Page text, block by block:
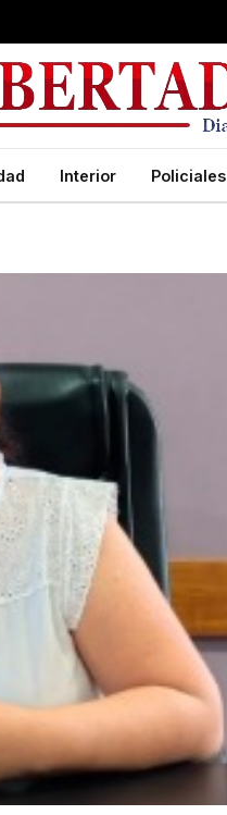
Interior Policiales